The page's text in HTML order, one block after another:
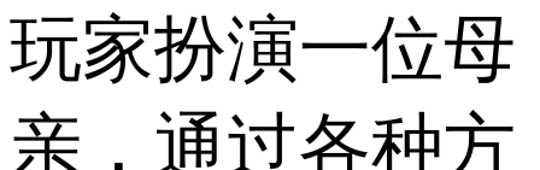
玩家扮演一位母
亲，通过各种方